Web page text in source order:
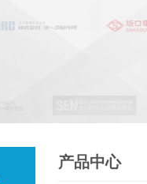
产品中心